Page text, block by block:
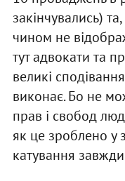
закінчувались)
чином не
тут адвокати та
великі
виконає. Бо не
прав і свобод
як це зроблено у
катування